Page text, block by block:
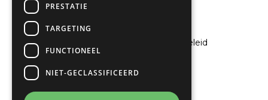
Ik ga akkoord met het privacybeleid
PRESTATIE
TARGETING
FUNCTIONEEL
NIET-GECLASSIFICEERD